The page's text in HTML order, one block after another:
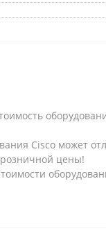
Cisco может
розничной цены!